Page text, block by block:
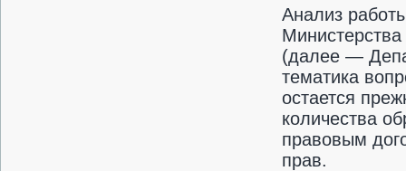
Анализ
(далее —
тематика
остается
количества
правовым
прав.